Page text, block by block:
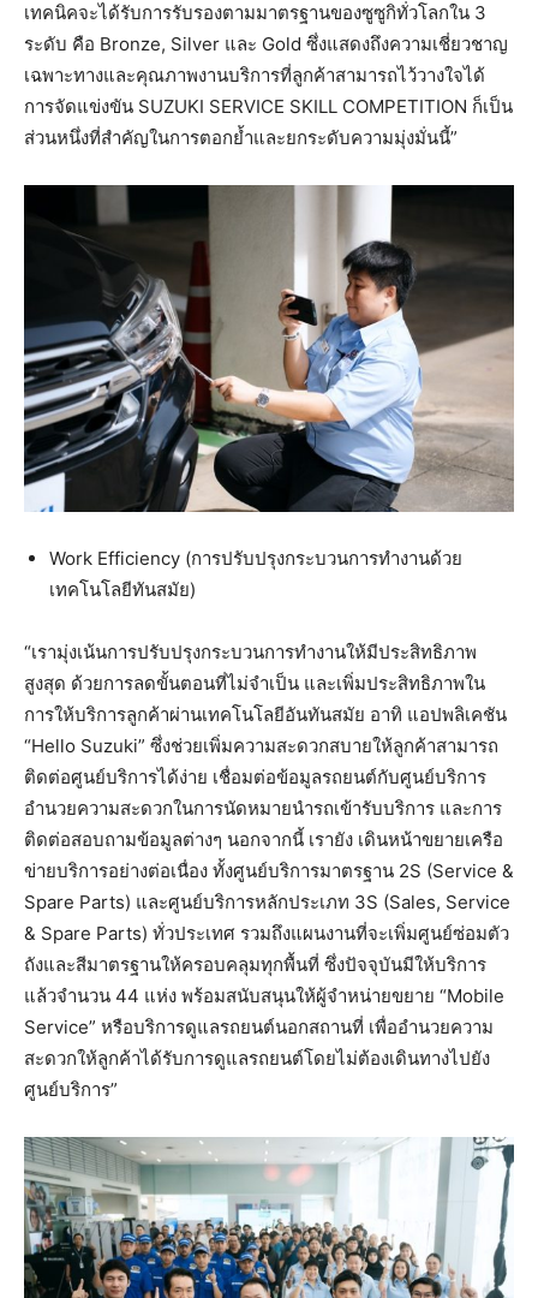
เทคนิคจะได้รับการรับรองตามมาตรฐานของซูซูกิทั่วโลกใน 3
ระดับ คือ Bronze, Silver และ Gold ซึ่งแสดงถึงความเชี่ยวชาญ
เฉพาะทางและคุณภาพงานบริการที่ลูกค้าสามารถไว้วางใจได้
การจัดแข่งขัน SUZUKI SERVICE SKILL COMPETITION ก็เป็น
ส่วนหนึ่งที่สำคัญในการตอกย้ำและยกระดับความมุ่งมั่นนี้”
Work Efficiency (การปรับปรุงกระบวนการทำงานด้วย
เทคโนโลยีทันสมัย)
“เรามุ่งเน้นการปรับปรุงกระบวนการทำงานให้มีประสิทธิภาพ
สูงสุด ด้วยการลดขั้นตอนที่ไม่จำเป็น และเพิ่มประสิทธิภาพใน
การให้บริการลูกค้าผ่านเทคโนโลยีอันทันสมัย อาทิ แอปพลิเคชัน
“Hello Suzuki” ซึ่งช่วยเพิ่มความสะดวกสบายให้ลูกค้าสามารถ
ติดต่อศูนย์บริการได้ง่าย เชื่อมต่อข้อมูลรถยนต์กับศูนย์บริการ
อำนวยความสะดวกในการนัดหมายนำรถเข้ารับบริการ และการ
ติดต่อสอบถามข้อมูลต่างๆ นอกจากนี้ เรายัง เดินหน้าขยายเครือ
ข่ายบริการอย่างต่อเนื่อง ทั้งศูนย์บริการมาตรฐาน 2S (Service &
Spare Parts) และศูนย์บริการหลักประเภท 3S (Sales, Service
& Spare Parts) ทั่วประเทศ รวมถึงแผนงานที่จะเพิ่มศูนย์ซ่อมตัว
ถังและสีมาตรฐานให้ครอบคลุมทุกพื้นที่ ซึ่งปัจจุบันมีให้บริการ
แล้วจำนวน 44 แห่ง พร้อมสนับสนุนให้ผู้จำหน่ายขยาย “Mobile
Service” หรือบริการดูแลรถยนต์นอกสถานที่ เพื่ออำนวยความ
สะดวกให้ลูกค้าได้รับการดูแลรถยนต์โดยไม่ต้องเดินทางไปยัง
ศูนย์บริการ”